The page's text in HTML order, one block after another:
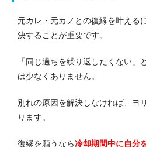
元カレ・元カノとの復縁を叶える
決することが重要です。
「同じ過ちを繰り返したくない」
は少なくありません。
別れの原因を解決しなければ、ヨ
ります。
復縁を願うなら冷却期間中に自分